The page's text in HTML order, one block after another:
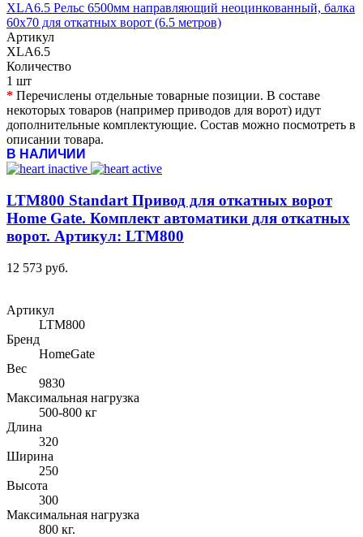
XLA6.5 Рельс 6500мм направляющий неоцинкованный, балка
60х70 для откатных ворот (6.5 метров)
Артикул
XLA6.5
Количество
1 шт
* Перечислены отдельные товарные позиции. В составе
некоторых товаров (например приводов для ворот) идут
дополнительные комплектующие. Состав можно посмотреть в
описании товара.
В НАЛИЧИИ
LTM800 Standart Привод для откатных ворот
Home Gate. Комплект автоматики для откатных
ворот. Артикул: LTM800
12 573 руб.
Артикул
LTM800
Бренд
HomeGate
Вес
9830
Максимальная нагрузка
500-800 кг
Длина
320
Ширина
250
Высота
300
Максимальная нагрузка
800 кг.